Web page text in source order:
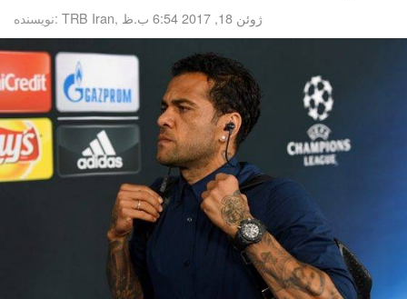
نویسنده:TRB Iran, ژوئن 18, 2017 6:54 ب.ظ